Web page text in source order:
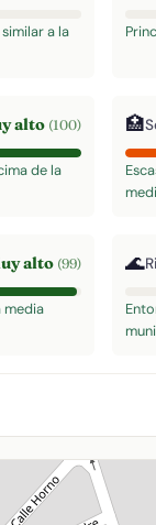
a la
alto (100)
de la
🏥
alto (99)
media
🌊